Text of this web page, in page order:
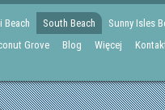
Beach South Beach Sunny Isles
Grove Blog Więcej